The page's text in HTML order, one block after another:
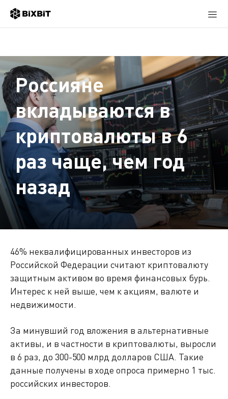
Россияне
вкладываются в
криптовалюты в 6
раз чаще, чем год
назад
46% неквалифицированных инвесторов из
Российской Федерации считают криптовалюту
защитным активом во время финансовых бурь.
Интерес к ней выше, чем к акциям, валюте и
недвижимости.
За минувший год вложения в альтернативные
активы, и в частности в криптовалюты, выросли
в 6 раз, до 300-500 млрд долларов США. Такие
данные получены в ходе опроса примерно 1 тыс.
российских инвесторов.